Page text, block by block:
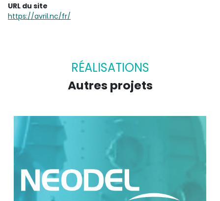
URL du site
https://avril.nc/fr/
RÉALISATIONS
Autres projets